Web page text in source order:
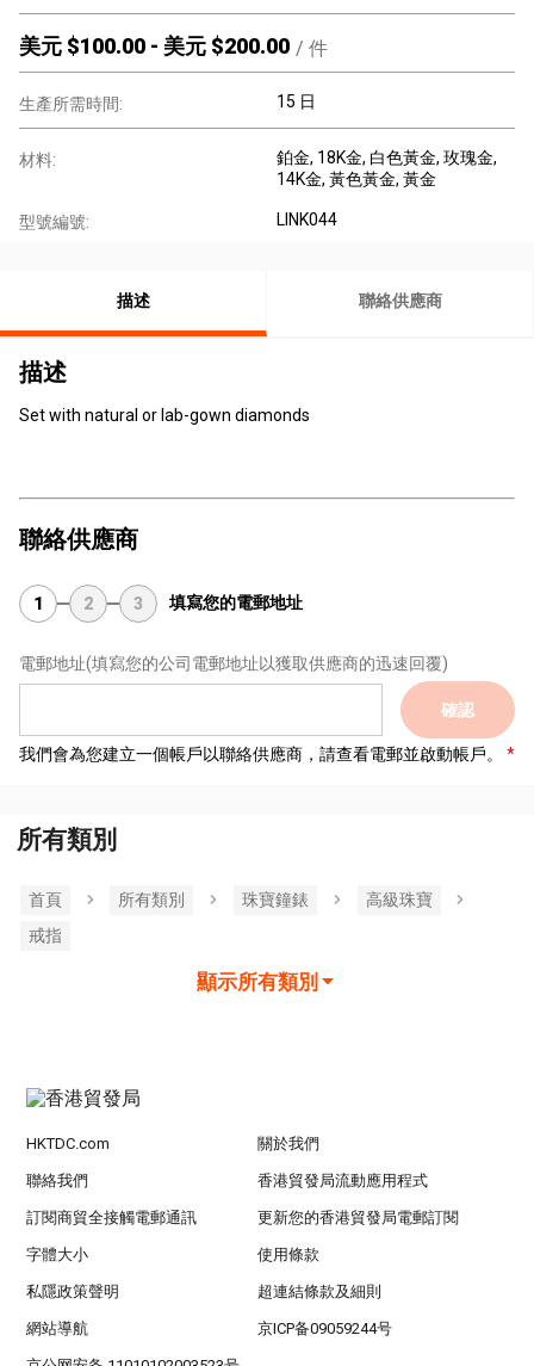
美元 $100.00 - 美元 $200.00 / 件
生產所需時間: 15 日
材料: 鉑金, 18K金, 白色黃金, 玫瑰金,
14K金, 黃色黃金, 黃金
型號編號: LINK044
描述 聯絡供應商
描述
Set with natural or lab-gown diamonds
聯絡供應商
1 2 3 填寫您的電郵地址
電郵地址(填寫您的公司電郵地址以獲取供應商的迅速回覆)
確認
我們會為您建立一個帳戶以聯絡供應商，請查看電郵並啟動帳戶。
所有類別
首頁 所有類別 珠寶鐘錶
高級珠寶
戒指
顯示所有類別
HKTDC.com 關於我們
聯絡我們 香港貿發局流動應用程式
訂閱商貿全接觸電郵通訊 更新您的香港貿發局電郵訂閱
字體大小 使用條款
私隱政策聲明 超連結條款及細則
網站導航 京ICP备09059244号